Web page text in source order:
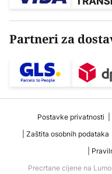
Partneri za
Postavke privatnosti
Zaštita osobnih podataka
Precrtane cijene na